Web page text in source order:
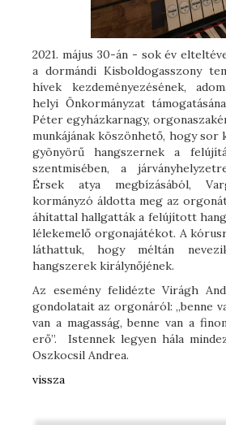
2021. május 30-án - sok év
a dormándi Kisboldogasszony
hívek kezdeményezésének,
helyi Önkormányzat
Péter egyházkarnagy,
munkájának köszönhető, hogy
gyönyörű hangszernek a
szentmisében, a
Érsek atya megbízásából,
kormányzó áldotta meg az
áhítattal hallgatták a felújított
lélekemelő orgonajátékot. A
láthattuk, hogy méltán
hangszerek királynőjének.
Az esemény felidézte Virágh
gondolatait az orgonáról: „benne
van a magasság, benne van a
erő”. Istennek legyen hála
Oszkocsil Andrea.
vissza